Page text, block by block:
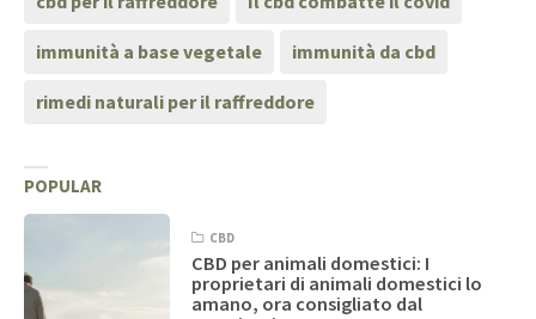
immunità a base vegetale immunità da cbd
rimedi naturali per il raffreddore
POPULAR
CBD
CBD per animali domestici: I
proprietari di animali domestici lo
amano, ora consigliato dal